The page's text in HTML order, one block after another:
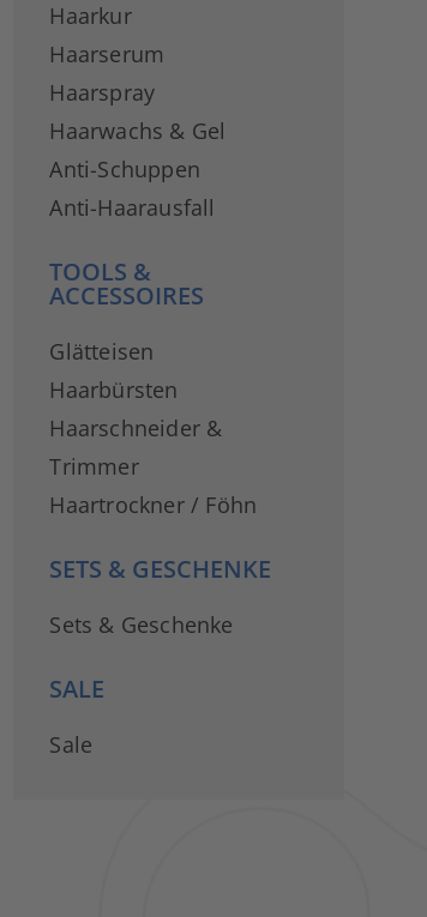
Haarkur
Haarserum
Haarspray
Haarwachs & Gel
Anti-Schuppen
Anti-Haarausfall
TOOLS &
ACCESSOIRES
Glätteisen
Haarbürsten
Haarschneider &
Trimmer
Haartrockner / Föhn
SETS & GESCHENKE
Sets & Geschenke
SALE
Sale